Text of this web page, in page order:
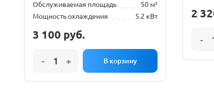
Обслуживаемая площадь
50 м²
Мощность охлаждения
5.2 кВт
3 100 руб.
2